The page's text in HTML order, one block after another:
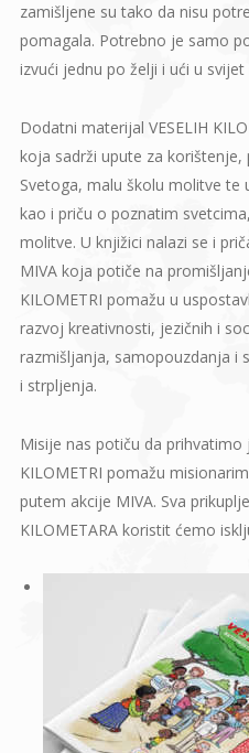
zamišljene su tako da nisu
pomagala. Potrebno je samo
izvući jednu po želji i ući u svijet
Dodatni materijal VESELIH
koja sadrži upute za
Svetoga, malu školu molitve te
kao i priču o poznatim
molitve. U knjižici nalazi se i
MIVA koja potiče na
KILOMETRI pomažu u
razvoj kreativnosti, jezičnih i
razmišljanja, samopouzdanja i
i strpljenja.
Misije nas potiču da prihvatimo
KILOMETRI pomažu
putem akcije MIVA. Sva
KILOMETARA koristit ćemo